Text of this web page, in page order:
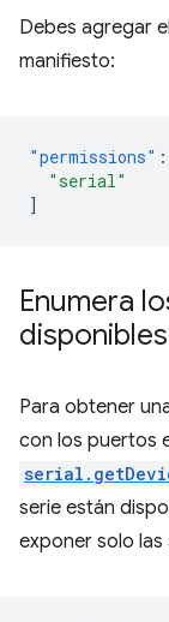
Debes agregar
manifiesto:
"permissions" :
"serial"
]
Enumera
disponibles
Para obtener
con los puertos
serie están
exponer solo las